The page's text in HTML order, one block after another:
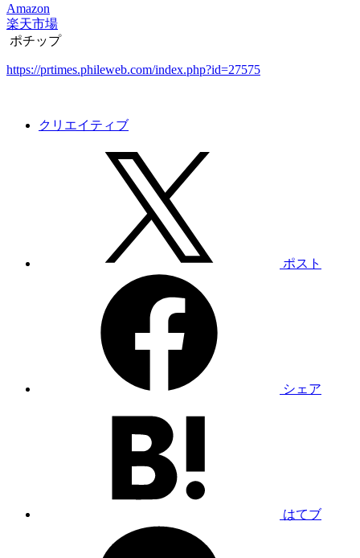
Amazon
楽天市場
ポチップ
https://prtimes.phileweb.com/index.php?id=27575
クリエイティブ
ポスト
シェア
はてブ